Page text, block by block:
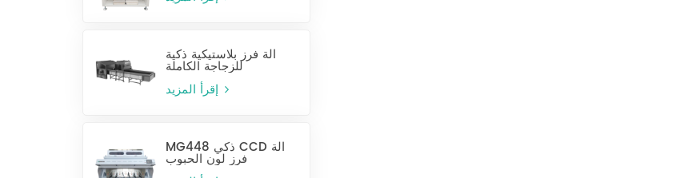
آلة فرز بلاستيكية ذكية
للزجاجة الكاملة
إقرأ المزيد
MG448 ذكي CCD آلة
فرز لون الحبوب